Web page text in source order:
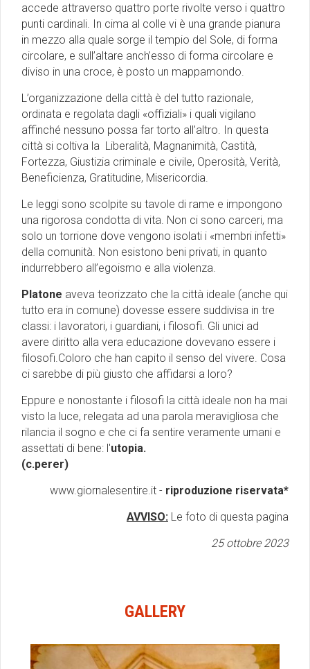
accede attraverso quattro porte rivolte verso i quattro
punti cardinali. In cima al colle vi è una grande pianura
in mezzo alla quale sorge il tempio del Sole, di forma
circolare, e sull’altare anch’esso di forma circolare e
diviso in una croce, è posto un mappamondo.
L’organizzazione della città è del tutto razionale,
ordinata e regolata dagli «offiziali» i quali vigilano
affinché nessuno possa far torto all’altro. In questa
città si coltiva la Liberalità, Magnanimità, Castità,
Fortezza, Giustizia criminale e civile, Operosità, Verità,
Beneficienza, Gratitudine, Misericordia.
Le leggi sono scolpite su tavole di rame e impongono
una rigorosa condotta di vita. Non ci sono carceri, ma
solo un torrione dove vengono isolati i «membri infetti»
della comunità. Non esistono beni privati, in quanto
indurrebbero all’egoismo e alla violenza.
Platone aveva teorizzato che la città ideale (anche qui
tutto era in comune) dovesse essere suddivisa in tre
classi: i lavoratori, i guardiani, i filosofi. Gli unici ad
avere diritto alla vera educazione dovevano essere i
filosofi.Coloro che han capito il senso del vivere. Cosa
ci sarebbe di più giusto che affidarsi a loro?
Eppure e nonostante i filosofi la città ideale non ha mai
visto la luce, relegata ad una parola meravigliosa che
rilancia il sogno e che ci fa sentire veramente umani e
assettati di bene: l'utopia.
(c.perer)
www.giornalesentire.it - riproduzione riservata*
AVVISO: Le foto di questa pagina
25 ottobre 2023
GALLERY